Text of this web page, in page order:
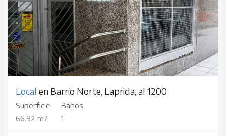
Local en Barrio Norte, Laprida, al 1200
Superficie
66.92 m2
Baños
1